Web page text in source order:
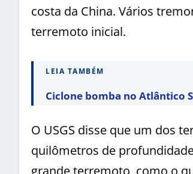
costa da China. Vários
terremoto inicial.
LEIA TAMBÉM
Ciclone bomba no Atlântico
O USGS disse que um dos
quilômetros de